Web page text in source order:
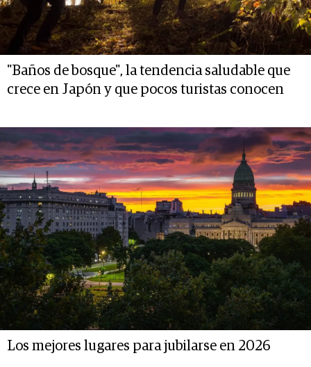
"Baños de bosque", la tendencia saludable que
crece en Japón y que pocos turistas conocen
Los mejores lugares para jubilarse en 2026